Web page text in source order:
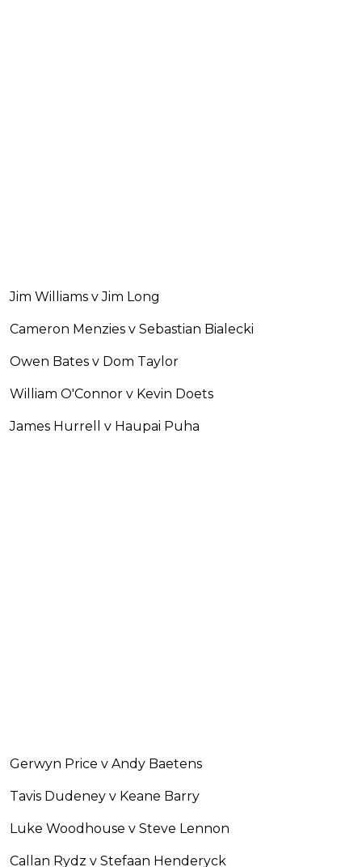
Jim Williams v Jim Long
Cameron Menzies v Sebastian Bialecki
Owen Bates v Dom Taylor
William O'Connor v Kevin Doets
James Hurrell v Haupai Puha
Gerwyn Price v Andy Baetens
Tavis Dudeney v Keane Barry
Luke Woodhouse v Steve Lennon
Callan Rydz v Stefaan Henderyck